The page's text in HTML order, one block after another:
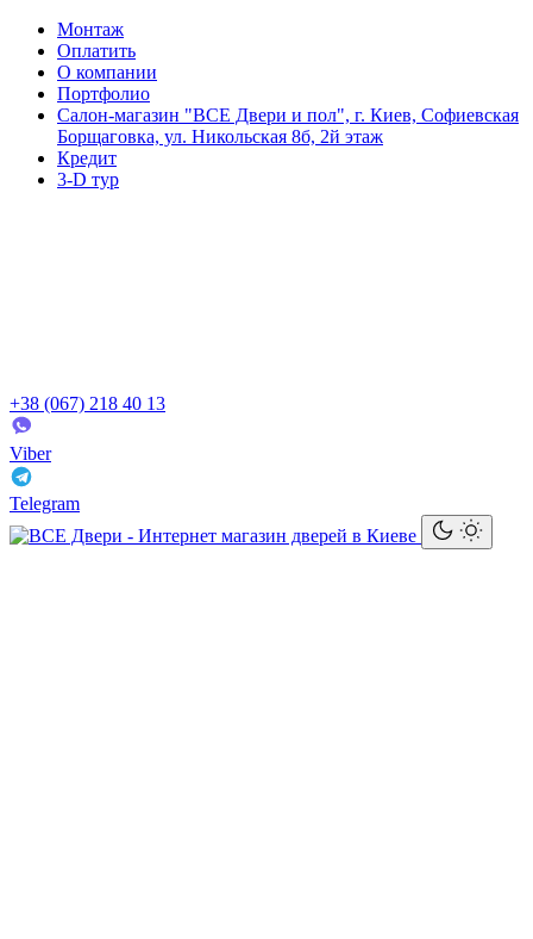
Монтаж
Оплатить
О компании
Портфолио
Салон-магазин "ВСЕ Двери и пол", г. Киев, Софиевская
Борщаговка, ул. Никольская 8б, 2й этаж
Кредит
3-D тур
+38 (067) 218 40 13
Viber
Telegram